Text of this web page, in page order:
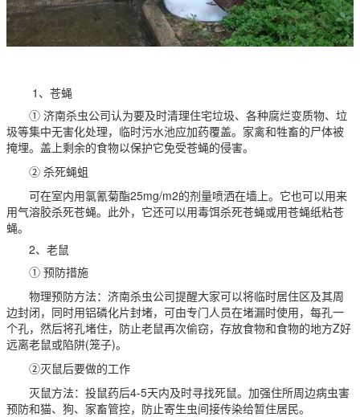
1、苍蝇
① 济南杀虫公司认为要及时清理住宅垃圾、各种腐烂变质物、垃
圾等集中无害化处理，临时污水池应加药覆盖。家禽和牲畜的尸体被
掩埋。盖上剩余的食物以保护它免受苍蝇的侵害。
② 杀死蝇蛆
可在室内用氯氰菊酯25mg/m2的剂量喷洒在墙上。它也可以用来
用气溶胶杀死苍蝇。此外，它还可以用毒饵杀死苍蝇或用苍蝇纸粘苍
蝇。
2、老鼠
① 预防措施
物理预防方法：济南杀虫公司提醒大家可以将临时居住区及其周
边封闭，同时用铝磷化片封堵，可由专门人员在堵漏时使用，每孔一
个孔，然后将孔堵住，防止老鼠再次偷窃，存放食物和食物的地方Z好
远离老鼠或陷阱(笼子)。
②灭鼠后要做的工作
灭鼠方法：投鼠药后4-5天内及时寻找死鼠。加强住所周边病虫害
预防和猫、狗、家畜管控，防止寄生虫间接传染给暂住居民。